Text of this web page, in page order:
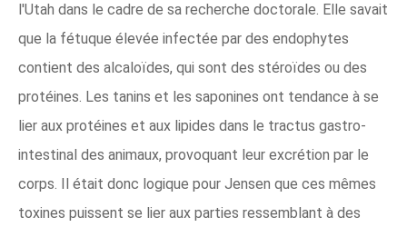
l'Utah dans le cadre de sa recherche doctorale. Elle savait
que la fétuque élevée infectée par des endophytes
contient des alcaloïdes, qui sont des stéroïdes ou des
protéines. Les tanins et les saponines ont tendance à se
lier aux protéines et aux lipides dans le tractus gastro-
intestinal des animaux, provoquant leur excrétion par le
corps. Il était donc logique pour Jensen que ces mêmes
toxines puissent se lier aux parties ressemblant à des